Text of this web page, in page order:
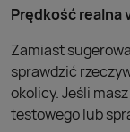
Prędkość realna
Zamiast
sprawdzić
okolicy. Jeśli
testowego lub